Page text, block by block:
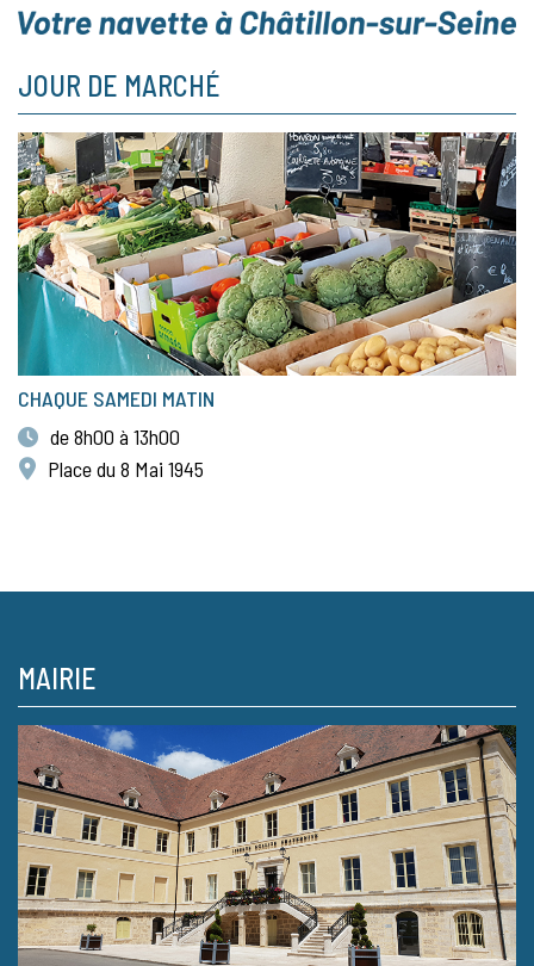
JOUR DE MARCHÉ
CHAQUE SAMEDI MATIN
de 8h00 à 13h00
Place du 8 Mai 1945
MAIRIE